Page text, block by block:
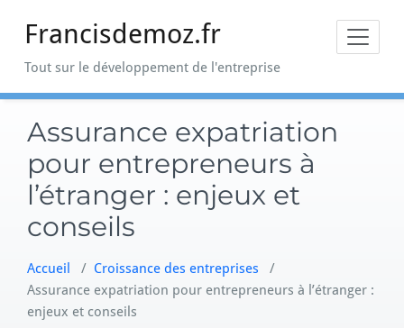
Francisdemoz.fr
Tout sur le développement de l'entreprise
Assurance expatriation
pour entrepreneurs à
l’étranger : enjeux et
conseils
Accueil / Croissance des entreprises /
Assurance expatriation pour entrepreneurs à l’étranger :
enjeux et conseils